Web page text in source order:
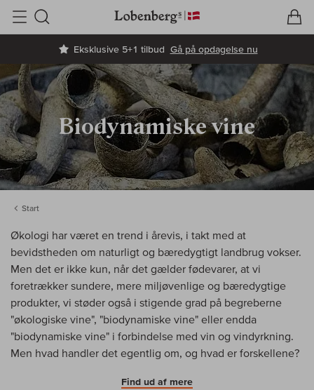
Eksklusive 5+1 tilbud Gå på opdagelse nu
Søg
Biodynamiske vine
Start
Økologi har været en trend i årevis, i takt med at
bevidstheden om naturligt og bæredygtigt landbrug vokser.
Men det er ikke kun, når det gælder fødevarer, at vi
foretrækker sundere, mere miljøvenlige og bæredygtige
produkter, vi støder også i stigende grad på begreberne
"økologiske vine", "biodynamiske vine" eller endda
"biodynamiske vine" i forbindelse med vin og vindyrkning.
Men hvad handler det egentlig om, og hvad er forskellene?
Find ud af mere